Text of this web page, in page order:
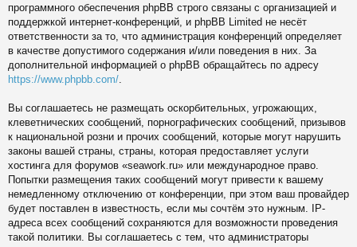
программного обеспечения phpBB строго связаны с организацией и
поддержкой интернет-конференций, и phpBB Limited не несёт
ответственности за то, что администрация конференций определяет
в качестве допустимого содержания и/или поведения в них. За
дополнительной информацией о phpBB обращайтесь по адресу
https://www.phpbb.com/
Вы соглашаетесь не размещать оскорбительных, угрожающих,
клеветнических сообщений, порнографических сообщений, призывов
к национальной розни и прочих сообщений, которые могут нарушить
законы вашей страны, страны, которая предоставляет услуги
хостинга для форумов «seawork.ru» или международное право.
Попытки размещения таких сообщений могут привести к вашему
немедленному отключению от конференции, при этом ваш провайдер
будет поставлен в известность, если мы сочтём это нужным. IP-
адреса всех сообщений сохраняются для возможности проведения
такой политики. Вы соглашаетесь с тем, что администраторы